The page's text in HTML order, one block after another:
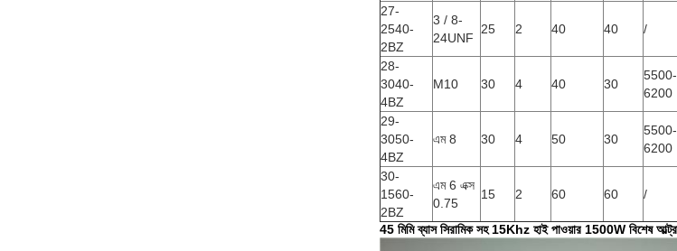
27-
2540-
2BZ
3 / 8-
24UNF
25 2 40 40 /
28-
3040-
4BZ
M10 30 4 40 30
5500-
6200
29-
3050-
4BZ
এম 8 30 4 50 30
5500-
6200
30-
1560-
2BZ
এম 6 এক্স
0.75
15 2 60 60 /
45 মিমি ব্যাস সিরামিক সহ 15Khz হাই পাওয়ার 1500W বিশেষ